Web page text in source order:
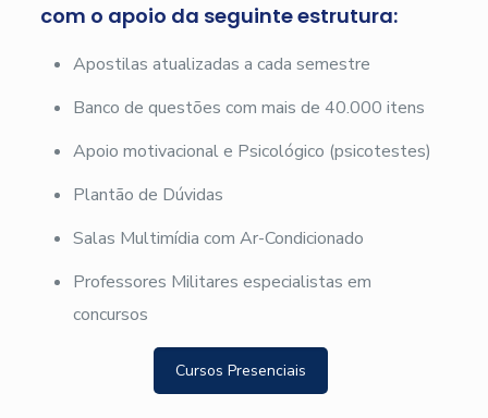
com o apoio da seguinte estrutura:
Apostilas atualizadas a cada semestre
Banco de questões com mais de 40.000 itens
Apoio motivacional e Psicológico (psicotestes)
Plantão de Dúvidas
Salas Multimídia com Ar-Condicionado
Professores Militares especialistas em
concursos
Cursos Presenciais